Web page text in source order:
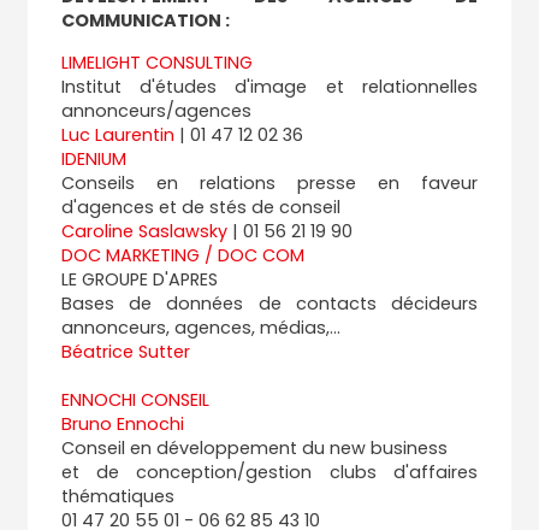
COMMUNICATION :
LIMELIGHT CONSULTING
Institut d'études d'image et relationnelles
annonceurs/agences
Luc Laurentin | 01 47 12 02 36
IDENIUM
Conseils en relations presse en faveur
d'agences et de stés de conseil
Caroline Saslawsky | 01 56 21 19 90
DOC MARKETING / DOC COM
LE GROUPE D'APRES
Bases de données de contacts décideurs
annonceurs, agences, médias,...
Béatrice Sutter
ENNOCHI CONSEIL
Bruno Ennochi
Conseil en développement du new business
et de conception/gestion clubs d'affaires
thématiques
01 47 20 55 01 - 06 62 85 43 10